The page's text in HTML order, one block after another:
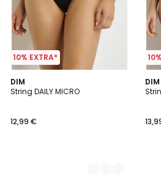
10% EXTRA*
DIM
String DAILY MICRO
12,99 €
2
Kleuren
DIM
2